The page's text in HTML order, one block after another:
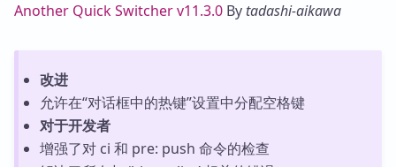
Another Quick Switcher v11.3.0 By tadashi-aikawa
改进
允许在“对话框中的热键”设置中分配空格键
对于开发者
增强了对 ci 和 pre: push 命令的检查